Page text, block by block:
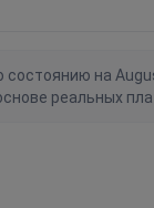
на
реальных